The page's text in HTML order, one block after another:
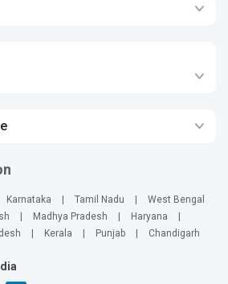
Karnataka Tamil Nadu
West Bengal
Madhya Pradesh Haryana
Kerala Punjab Chandigarh